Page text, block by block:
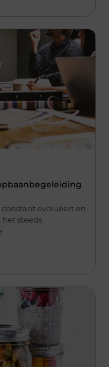
evolueert en
steeds